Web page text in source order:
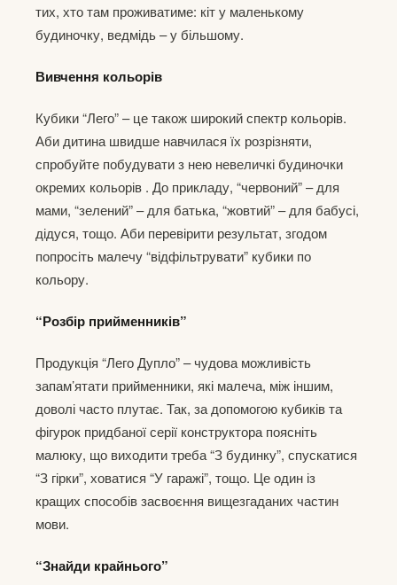
тих, хто там проживатиме: кіт у маленькому
будиночку, ведмідь – у більшому.
Вивчення кольорів
Кубики “Лего” – це також широкий спектр кольорів.
Аби дитина швидше навчилася їх розрізняти,
спробуйте побудувати з нею невеличкі будиночки
окремих кольорів . До прикладу, “червоний” – для
мами, “зелений” – для батька, “жовтий” – для бабусі,
дідуся, тощо. Аби перевірити результат, згодом
попросіть малечу “відфільтрувати” кубики по
кольору.
“Розбір прийменників”
Продукція “Лего Дупло” – чудова можливість
запам’ятати прийменники, які малеча, між іншим,
доволі часто плутає. Так, за допомогою кубиків та
фігурок придбаної серії конструктора поясніть
малюку, що виходити треба “З будинку”, спускатися
“З гірки”, ховатися “У гаражі”, тощо. Це один із
кращих способів засвоєння вищезгаданих частин
мови.
“Знайди крайнього”